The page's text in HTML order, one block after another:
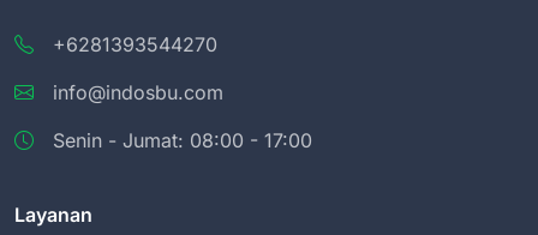
+6281393544270
info@indosbu.com
Senin - Jumat: 08:00 - 17:00
Layanan